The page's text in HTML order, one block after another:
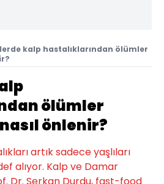
kalp hastalıklarından ölümler
ölümler
önlenir?
artık sadece yaşlıları
alıyor. Kalp ve Damar